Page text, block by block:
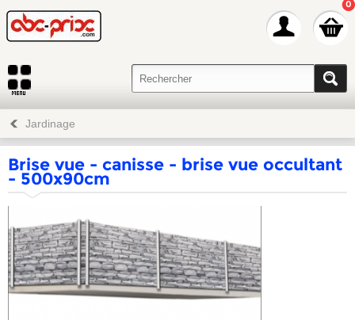
0
Jardinage
Brise vue - canisse - brise vue occultant
- 500x90cm